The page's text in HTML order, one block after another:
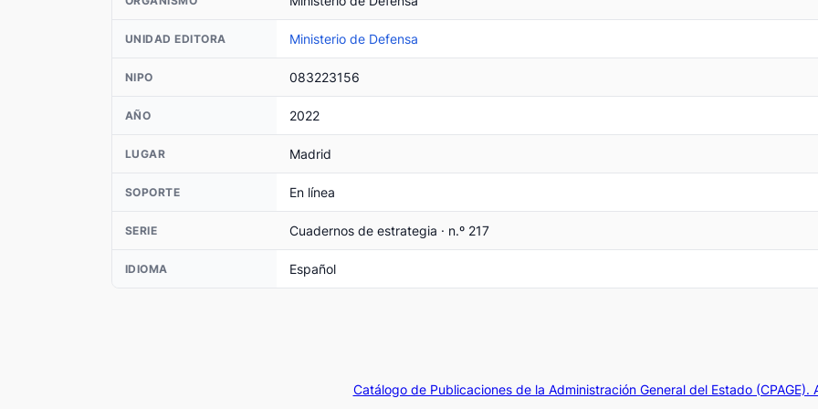
UNIDAD EDITORA Ministerio de Defensa
NIPO 083223156
AÑO 2022
LUGAR Madrid
SOPORTE En línea
SERIE Cuadernos de estrategia · n.º 217
IDIOMA Español
Catálogo de Publicaciones de la Administración General del Estado (CPAGE).